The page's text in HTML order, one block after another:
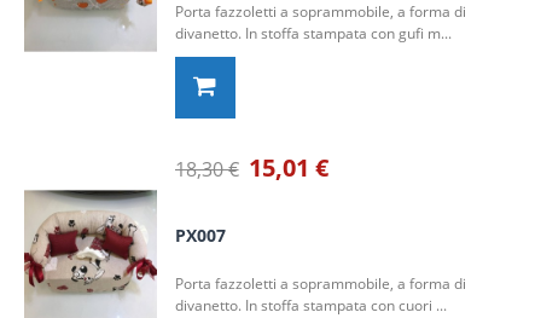
Porta fazzoletti a soprammobile, a forma di
divanetto. In stoffa stampata con gufi m...
18,30 € 15,01 €
PX007
Porta fazzoletti a soprammobile, a forma di
divanetto. In stoffa stampata con cuori ...